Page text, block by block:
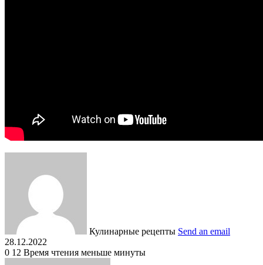
Кулинарные рецепты Send an email
28.12.2022
0 12 Время чтения меньше минуты